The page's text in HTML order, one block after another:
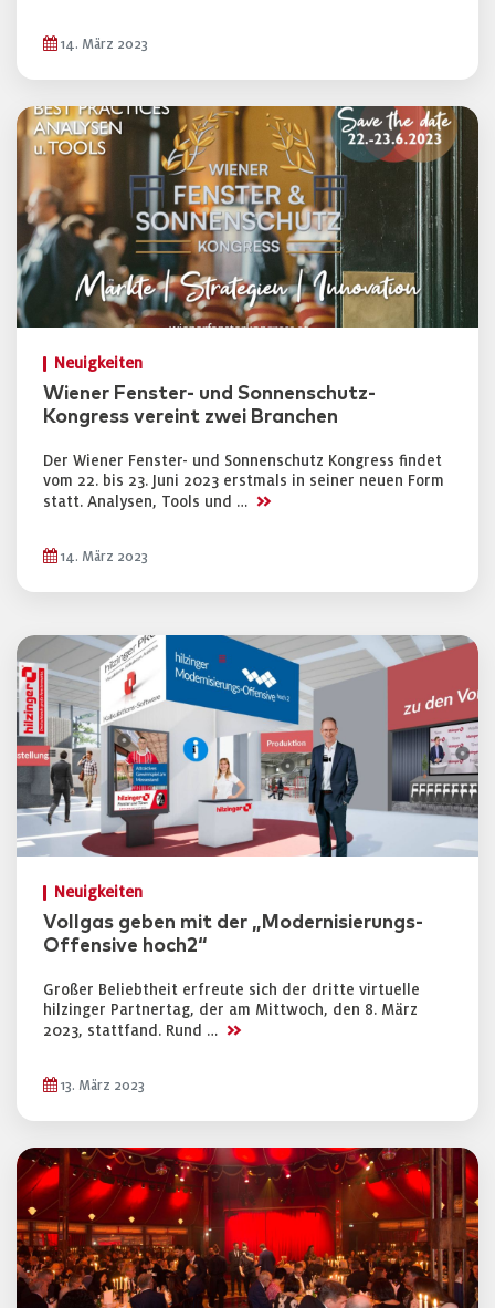
14. März 2023
Neuigkeiten
Wiener Fenster- und Sonnenschutz-
Kongress vereint zwei Branchen
Der Wiener Fenster- und Sonnenschutz Kongress findet
vom 22. bis 23. Juni 2023 erstmals in seiner neuen Form
statt. Analysen, Tools und … >>
14. März 2023
Neuigkeiten
Vollgas geben mit der „Modernisierungs-
Offensive hoch2“
Großer Beliebtheit erfreute sich der dritte virtuelle
hilzinger Partnertag, der am Mittwoch, den 8. März
2023, stattfand. Rund … >>
13. März 2023